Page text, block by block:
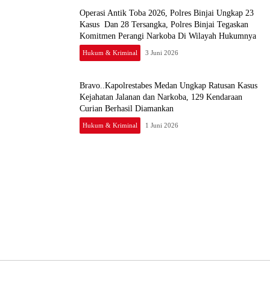
Operasi Antik Toba 2026, Polres Binjai Ungkap 23
Kasus Dan 28 Tersangka, Polres Binjai Tegaskan
Komitmen Perangi Narkoba Di Wilayah Hukumnya
Hukum & Kriminal 3 Juni 2026
Bravo..Kapolrestabes Medan Ungkap Ratusan Kasus
Kejahatan Jalanan dan Narkoba, 129 Kendaraan
Curian Berhasil Diamankan
Hukum & Kriminal 1 Juni 2026